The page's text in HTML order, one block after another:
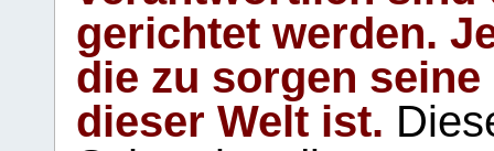
gerichtet werden.
die zu sorgen
dieser Welt ist.